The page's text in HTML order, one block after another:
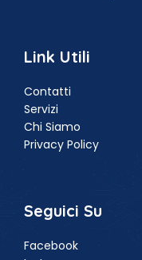
Link Utili
Contatti
Servizi
Chi Siamo
Privacy Policy
Seguici Su
Facebook